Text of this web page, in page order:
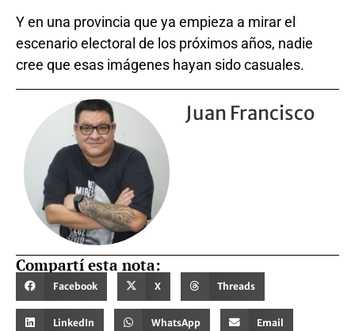
Y en una provincia que ya empieza a mirar el
escenario electoral de los próximos años, nadie
cree que esas imágenes hayan sido casuales.
Juan Francisco
Compartí esta nota:
Facebook X Threads
LinkedIn WhatsApp Email